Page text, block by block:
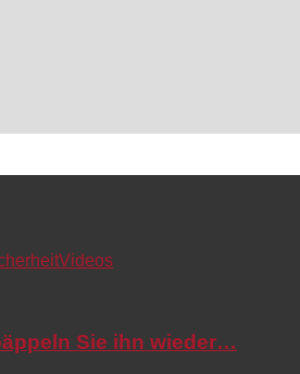
Videos
Sie ihn wieder…